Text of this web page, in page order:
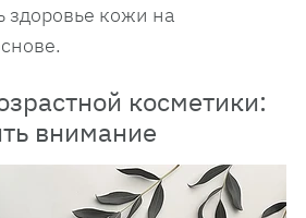
здоровье кожи на
косметики:
внимание